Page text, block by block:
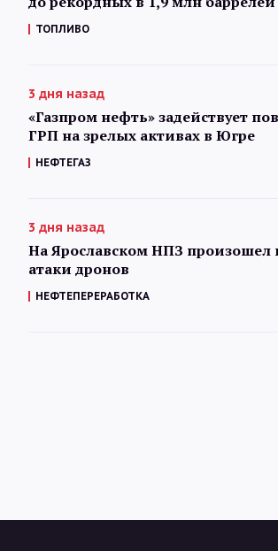
ТОПЛИВО
3 дня назад
«Газпром нефть» задействует
ГРП на зрелых активах в Югре
НЕФТЕГАЗ
3 дня назад
На Ярославском НПЗ произошел
атаки дронов
НЕФТЕПЕРЕРАБОТКА